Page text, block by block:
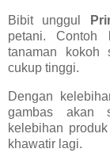
Bibit unggul
petani. Contoh
tanaman kokoh
cukup tinggi.
Dengan
gambas akan
kelebihan produk
khawatir lagi.